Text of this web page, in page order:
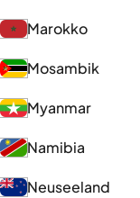
Marokko
Mosambik
Myanmar
Namibia
Neuseeland